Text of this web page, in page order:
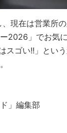
現在は営業所
2026」でお気
スゴい!!」とい
」編集部